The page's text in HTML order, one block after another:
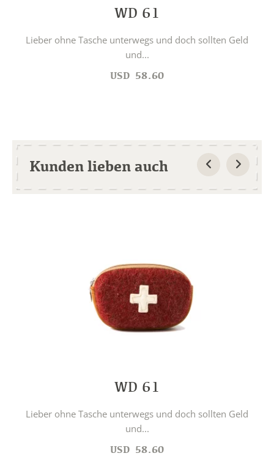
WD 61
Lieber ohne Tasche unterwegs und doch sollten Geld
und...
USD 58.60
Kunden lieben auch
WD 61
Lieber ohne Tasche unterwegs und doch sollten Geld
und...
USD 58.60